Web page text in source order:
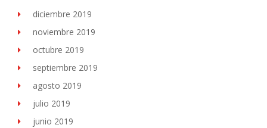
diciembre 2019
noviembre 2019
octubre 2019
septiembre 2019
agosto 2019
julio 2019
junio 2019